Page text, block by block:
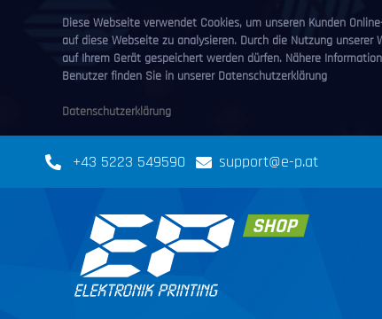
Diese Webseite verwendet Cookies, um unseren Kunden
auf diese Webseite zu analysieren. Durch die Nutzung unserer
auf Ihrem Gerät gespeichert werden dürfen. Nähere
Benutzer finden Sie in unserer Datenschutzerklärung
Datenschutzerklärung
+43 5223 549590 support@e-p.at